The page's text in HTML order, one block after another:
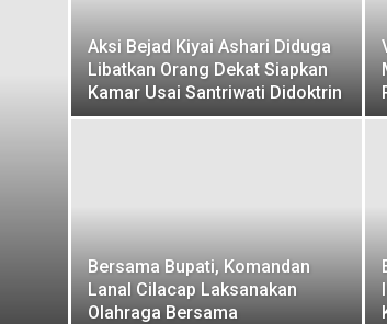
Aksi Bejad Kiyai Ashari Diduga
Libatkan Orang Dekat Siapkan
Kamar Usai Santriwati Didoktrin
Bersama Bupati, Komandan
Lanal Cilacap Laksanakan
Olahraga Bersama